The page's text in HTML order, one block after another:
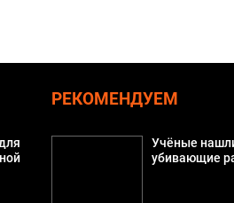
РЕКОМЕНДУЕМ
Учёные
убивающие